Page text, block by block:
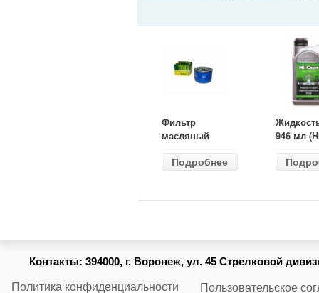
Фильтр
масляный
(MANN) W
Подробнее
946 мл
Контакты: 394000, г. Воронеж, ул. 45 Стрелковой
Политика конфиденциальности Пользовательское